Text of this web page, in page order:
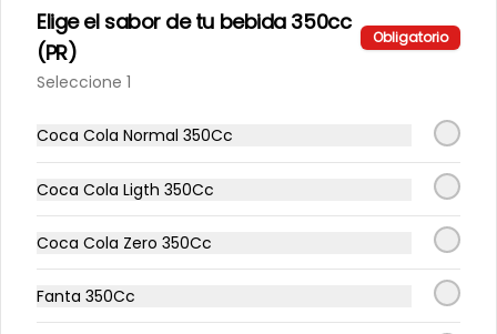
$10.990
Completo Big Alemán PR
Completo Vienesa Big Artesanal,
Chucrut, Tomate Y Mayo Casera.
Elige el sabor de tu bebida 350cc
(PR)
Obligatorio
Seleccione 1
Coca Cola Normal 350Cc
Coca Cola Ligth 350Cc
Coca Cola Zero 350Cc
Fanta 350Cc